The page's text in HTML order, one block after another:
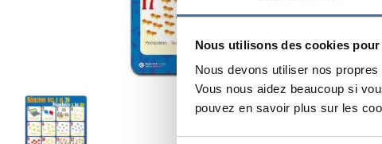
Nous utilisons des cookies
Nous devons utiliser nos
Vous nous aidez beaucoup si
pouvez en savoir plus sur les